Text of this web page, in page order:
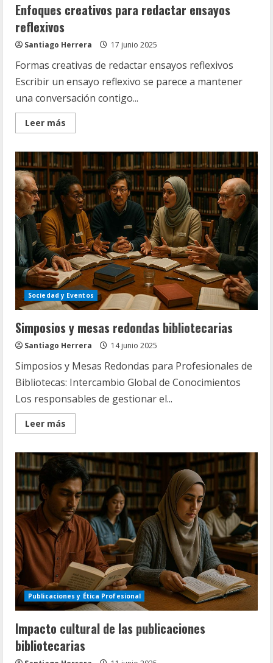
Enfoques creativos para redactar ensayos
reflexivos
Santiago Herrera 17 junio 2025
Formas creativas de redactar ensayos reflexivos
Escribir un ensayo reflexivo se parece a mantener
una conversación contigo...
Leer más
more
creativos
para
redactar
ensayos
reflexivos
Sociedad y Eventos
Simposios y mesas redondas bibliotecarias
Santiago Herrera 14 junio 2025
Simposios y Mesas Redondas para Profesionales de
Bibliotecas: Intercambio Global de Conocimientos
Los responsables de gestionar el...
Leer más
more
y
mesas
redondas
bibliotecarias
Publicaciones y Ética Profesional
Impacto cultural de las publicaciones
bibliotecarias